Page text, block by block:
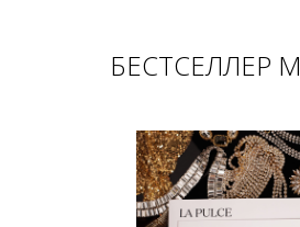
БЕСТСЕЛЛЕР